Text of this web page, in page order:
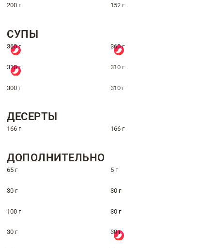
200 г 152 г
СУПЫ
360 г 360 г
310 г 310 г
300 г 310 г
ДЕСЕРТЫ
166 г 166 г
ДОПОЛНИТЕЛЬНО
65 г 5 г
30 г 30 г
100 г 30 г
30 г 30 г